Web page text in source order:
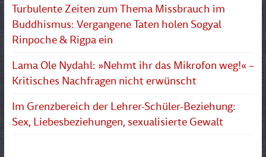
Turbulente Zeiten zum Thema Missbrauch im
Buddhismus: Vergangene Taten holen Sogyal
Rinpoche & Rigpa ein
Lama Ole Nydahl: »Nehmt ihr das Mikrofon weg!« –
Kritisches Nachfragen nicht erwünscht
Im Grenzbereich der Lehrer-Schüler-Beziehung:
Sex, Liebesbeziehungen, sexualisierte Gewalt